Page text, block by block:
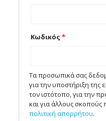
Κωδικός *
Τα προσωπικά σας
για την υποστήριξη της
τον ιστότοπο, για την
και για άλλους
πολιτική απορρήτου.